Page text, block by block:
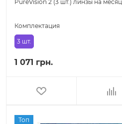
PureVision 2 (3 шт.) линзы на месяц
Комплектация
3 шт.
1 071 грн.
Топ